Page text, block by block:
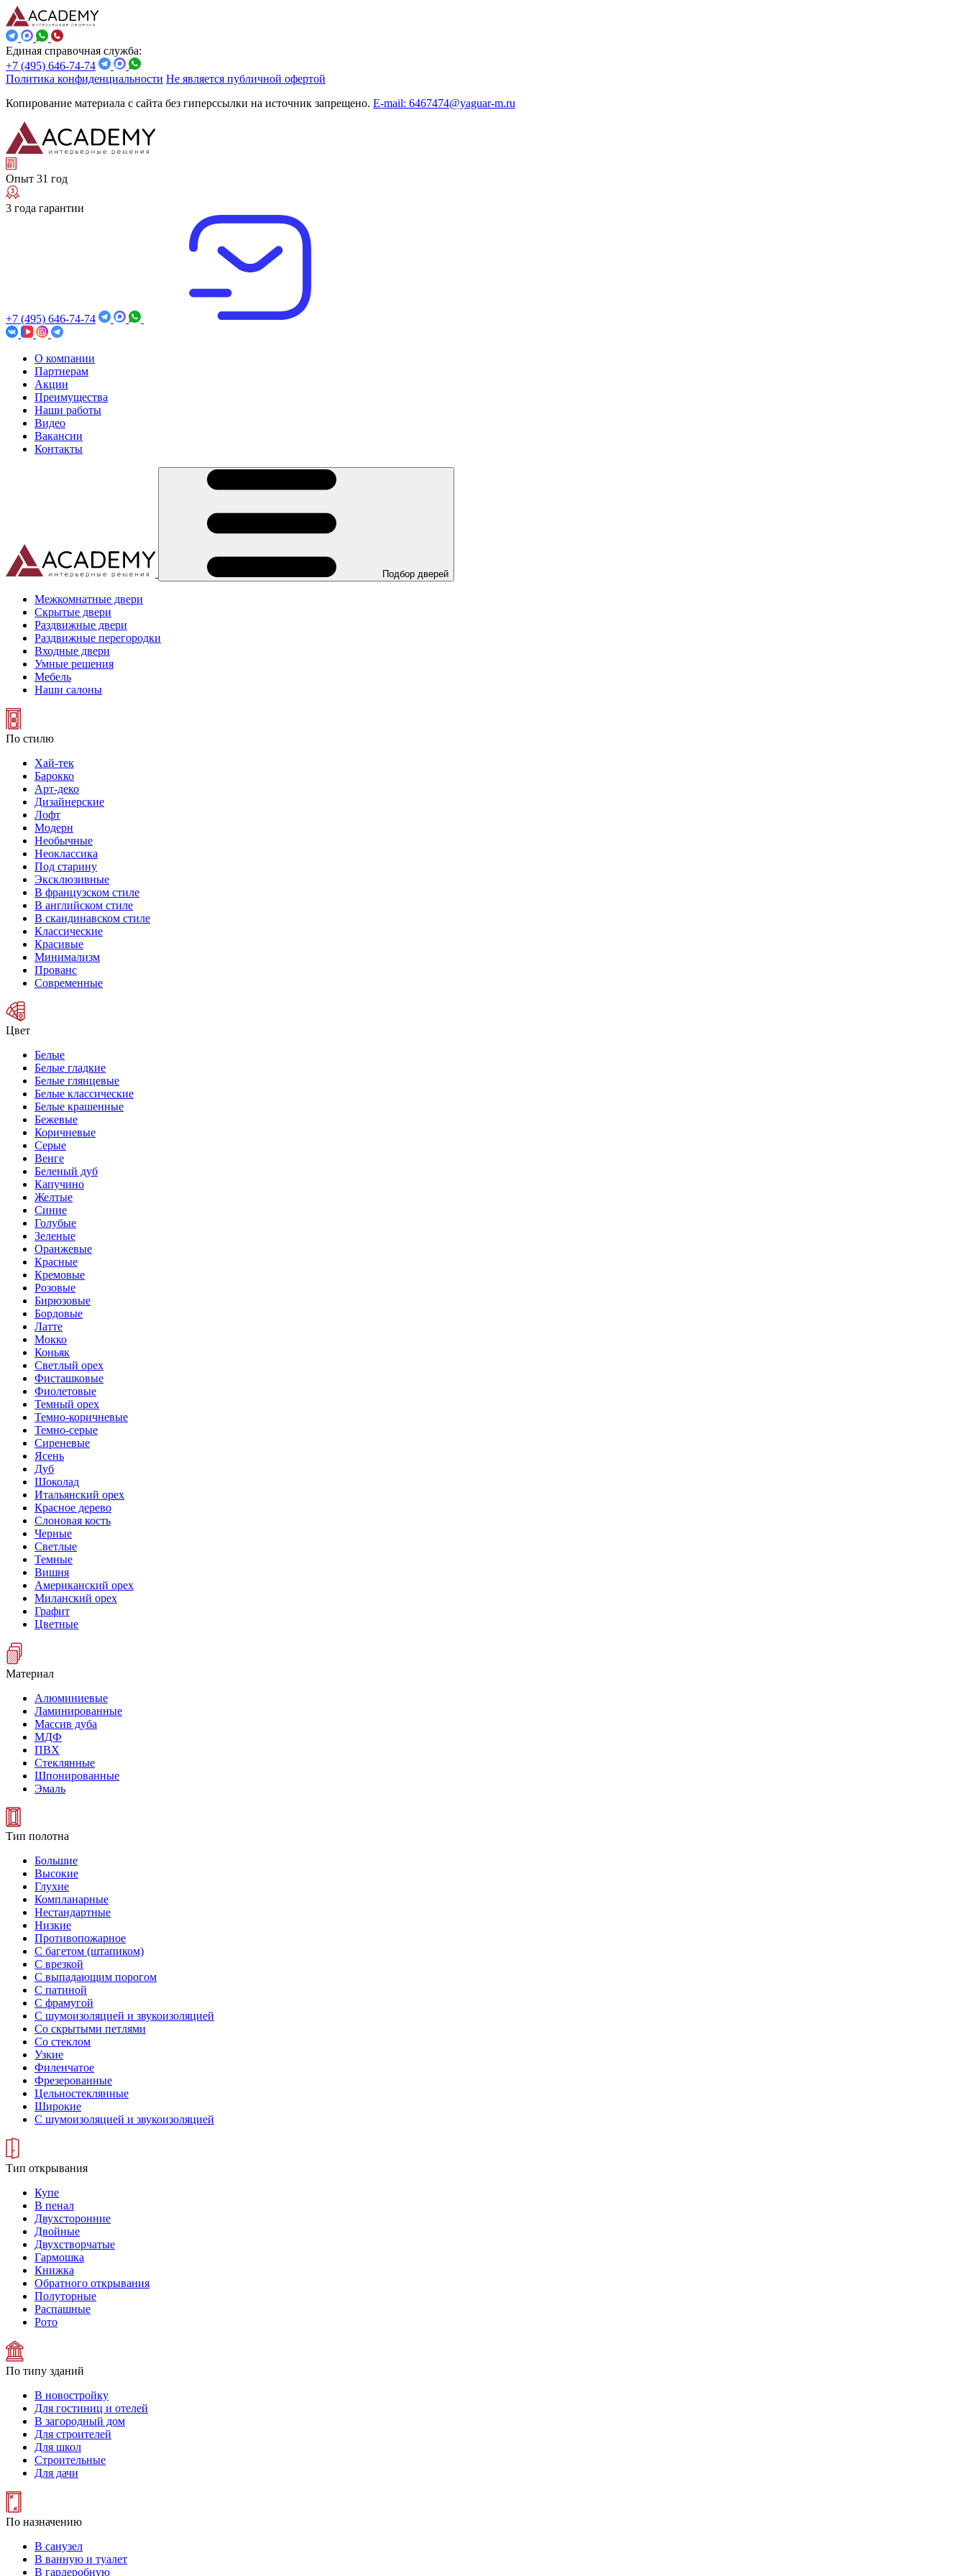
Единая справочная служба:
+7 (495) 646-74-74
Политика конфиденциальности Не является публичной офертой
Копирование материала с сайта без гиперссылки на источник запрещено. E-mail: 6467474@yaguar-m.ru
Опыт 31 год
3 года гарантии
+7 (495) 646-74-74
О компании
Партнерам
Акции
Преимущества
Наши работы
Видео
Вакансии
Контакты
Подбор дверей
Межкомнатные двери
Скрытые двери
Раздвижные двери
Раздвижные перегородки
Входные двери
Умные решения
Мебель
Наши салоны
По стилю
Хай-тек
Барокко
Арт-деко
Дизайнерские
Лофт
Модерн
Необычные
Неоклассика
Под старину
Эксклюзивные
В французском стиле
В английском стиле
В скандинавском стиле
Классические
Красивые
Минимализм
Прованс
Современные
Цвет
Белые
Белые гладкие
Белые глянцевые
Белые классические
Белые крашенные
Бежевые
Коричневые
Серые
Венге
Беленый дуб
Капучино
Желтые
Синие
Голубые
Зеленые
Оранжевые
Красные
Кремовые
Розовые
Бирюзовые
Бордовые
Латте
Мокко
Коньяк
Светлый орех
Фисташковые
Фиолетовые
Темный орех
Темно-коричневые
Темно-серые
Сиреневые
Ясень
Дуб
Шоколад
Итальянский орех
Красное дерево
Слоновая кость
Черные
Светлые
Темные
Вишня
Американский орех
Миланский орех
Графит
Цветные
Материал
Алюминиевые
Ламинированные
Массив дуба
МДФ
ПВХ
Стеклянные
Шпонированные
Эмаль
Тип полотна
Большие
Высокие
Глухие
Компланарные
Нестандартные
Низкие
Противопожарное
С багетом (штапиком)
С врезкой
С выпадающим порогом
С патиной
С фрамугой
С шумоизоляцией и звукоизоляцией
Со скрытыми петлями
Со стеклом
Узкие
Филенчатое
Фрезерованные
Цельностеклянные
Широкие
С шумоизоляцией и звукоизоляцией
Тип открывания
Купе
В пенал
Двухсторонние
Двойные
Двухстворчатые
Гармошка
Книжка
Обратного открывания
Полуторные
Распашные
Рото
По типу зданий
В новостройку
Для гостиниц и отелей
В загородный дом
Для строителей
Для школ
Строительные
Для дачи
По назначению
В санузел
В ванную и туалет
В гардеробную